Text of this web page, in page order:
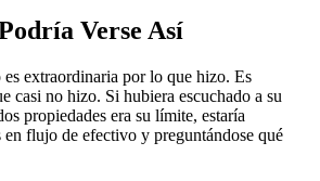
Verse Así
extraordinaria por lo que hizo. Es
casi no hizo. Si hubiera escuchado a su
propiedades era su límite, estaría
flujo de efectivo y preguntándose qué